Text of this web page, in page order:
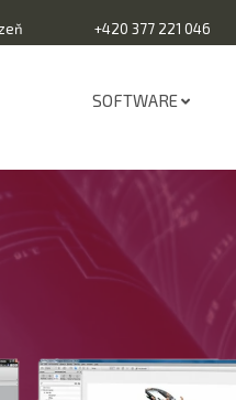
+420 377 221 046
SOFTWARE